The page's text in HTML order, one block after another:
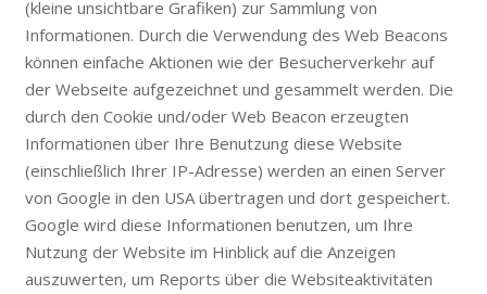
(kleine unsichtbare Grafiken) zur Sammlung von
Informationen. Durch die Verwendung des Web Beacons
können einfache Aktionen wie der Besucherverkehr auf
der Webseite aufgezeichnet und gesammelt werden. Die
durch den Cookie und/oder Web Beacon erzeugten
Informationen über Ihre Benutzung diese Website
(einschließlich Ihrer IP-Adresse) werden an einen Server
von Google in den USA übertragen und dort gespeichert.
Google wird diese Informationen benutzen, um Ihre
Nutzung der Website im Hinblick auf die Anzeigen
auszuwerten, um Reports über die Websiteaktivitäten